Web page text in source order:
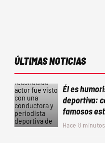
ÚLTIMAS NOTICIAS
Él es
deportiva:
famosos
Hace 8 minutos